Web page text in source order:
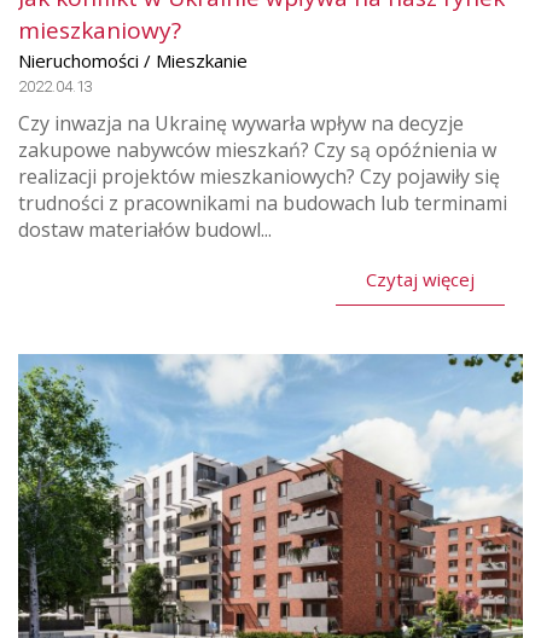
mieszkaniowy?
Nieruchomości / Mieszkanie
2022.04.13
Czy inwazja na Ukrainę wywarła wpływ na decyzje
zakupowe nabywców mieszkań? Czy są opóźnienia w
realizacji projektów mieszkaniowych? Czy pojawiły się
trudności z pracownikami na budowach lub terminami
dostaw materiałów budowl...
Czytaj więcej